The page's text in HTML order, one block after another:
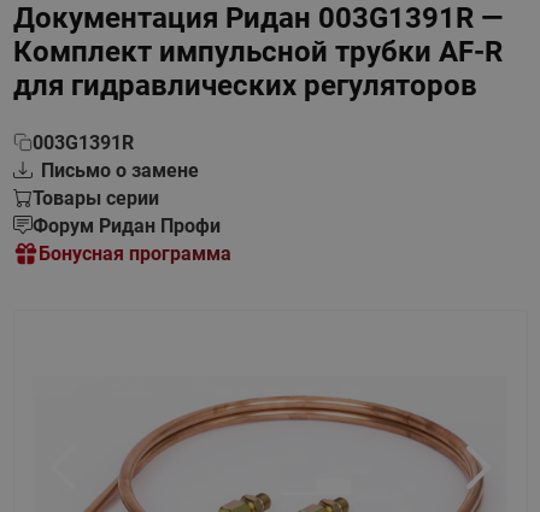
Документация Ридан 003G1391R —
Комплект импульсной трубки AF-R
для гидравлических регуляторов
003G1391R
Письмо о замене
Товары серии
Форум Ридан Профи
Бонусная программа
Назад Вперед